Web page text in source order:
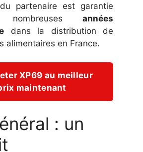
partenaire est garantie
années
dans la distribution de
alimentaires en France.
XP69 au meilleur
maintenant
: un